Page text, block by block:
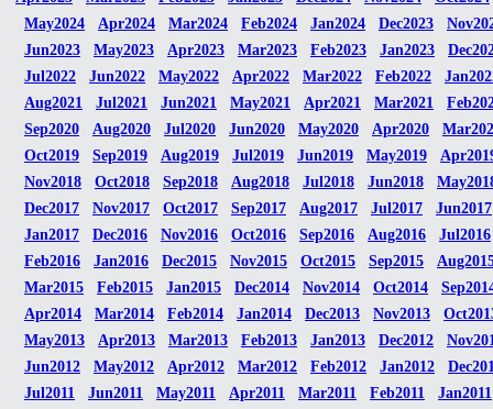
May2024
Apr2024 Mar2024 Feb2024 Jan2024 Dec2023
Jun2023
May2023 Apr2023 Mar2023 Feb2023 Jan2023
Jul2022
Jun2022 May2022 Apr2022 Mar2022 Feb2022
Aug2021
Jul2021 Jun2021 May2021 Apr2021 Mar2021
Sep2020
Aug2020 Jul2020 Jun2020 May2020 Apr2020
Oct2019
Sep2019 Aug2019 Jul2019 Jun2019 May2019
Nov2018
Oct2018 Sep2018 Aug2018 Jul2018 Jun2018
Dec2017
Nov2017 Oct2017 Sep2017 Aug2017 Jul2017
Jun2017
Jan2017
Dec2016 Nov2016 Oct2016 Sep2016 Aug2016
Jul2016
Feb2016
Jan2016 Dec2015 Nov2015 Oct2015 Sep2015
Mar2015
Feb2015 Jan2015 Dec2014 Nov2014 Oct2014
Apr2014
Mar2014 Feb2014 Jan2014 Dec2013 Nov2013
May2013
Apr2013 Mar2013 Feb2013 Jan2013 Dec2012
Jun2012
May2012 Apr2012 Mar2012 Feb2012 Jan2012
Jul2011
Jun2011 May2011 Apr2011 Mar2011 Feb2011
Jan2011